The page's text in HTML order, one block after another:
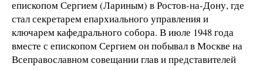
епископом Сергием (Лариным) в Ростов-на-Дону, где
стал секретарем епархиального управления и
ключарем кафедрального собора. В июле 1948 года
вместе с епископом Сергием он побывал в Москве на
Всеправославном совещании глав и представителей